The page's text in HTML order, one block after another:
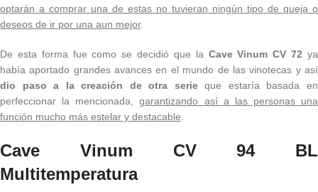
optarán a comprar una de estas no tuvieran ningún tipo de queja o
deseos de ir por una aun mejor.
De esta forma fue como se decidió que la Cave Vinum CV 72ya
había aportado grandes avances en el mundo de las vinotecas y así
dio paso a la creación de otra serieque estaría basada en
perfeccionar la mencionada,garantizando así a las personas una
función mucho más estelar y destacable.
Cave Vinum CV 94 BL
Multitemperatura